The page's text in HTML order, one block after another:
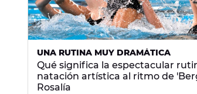
UNA RUTINA MUY DRAMÁTICA
Qué significa la espectacular
natación artística al ritmo de
Rosalía